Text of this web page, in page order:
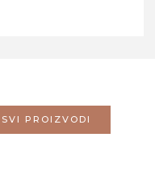
SVI PROIZVODI